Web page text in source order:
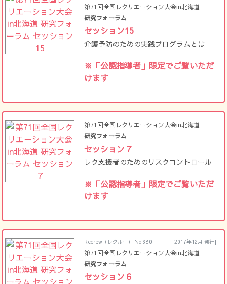
第71回全国レクリエーション大会in北海道
研究フォーラム
セッション15
介護予防のための実践プログラムとは
※「公認指導者」限定でご覧いただ
けます
第71回全国レクリエーション大会in北海道
研究フォーラム
セッション７
レク支援者のためのリスクコントロール
※「公認指導者」限定でご覧いただ
けます
Recrew（レクルー） No.680 [2017年12月 発行]
第71回全国レクリエーション大会in北海道
研究フォーラム
セッション６